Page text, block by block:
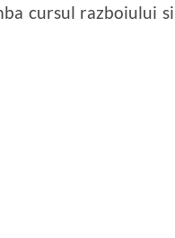
cursul razboiului si